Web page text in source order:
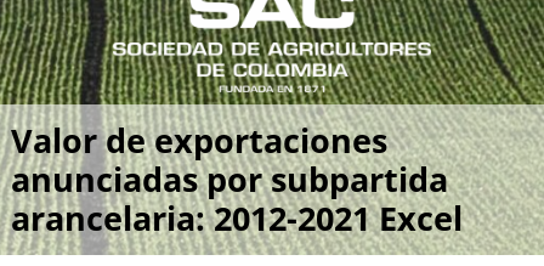
Eventos
Valor de exportaciones
anunciadas por subpartida
arancelaria: 2012-2021 Excel